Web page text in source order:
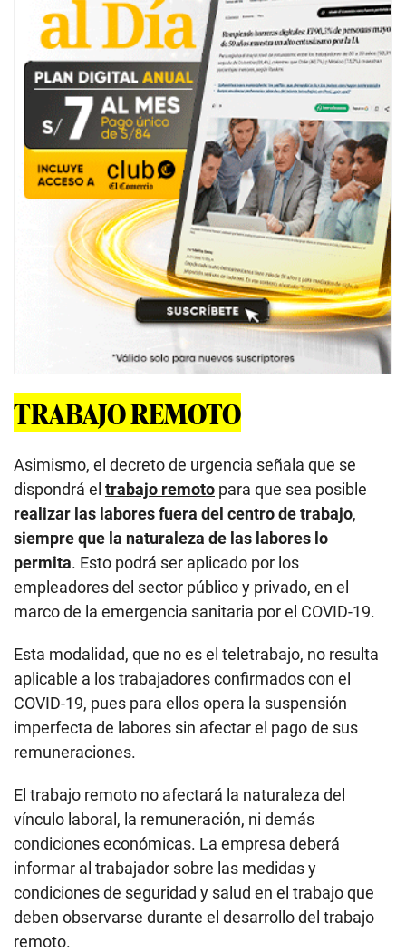
TRABAJO REMOTO
Asimismo, el decreto de urgencia señala que se
dispondrá el trabajo remoto para que sea posible
realizar las labores fuera del centro de trabajo,
siempre que la naturaleza de las labores lo
permita. Esto podrá ser aplicado por los
empleadores del sector público y privado, en el
marco de la emergencia sanitaria por el COVID-19.
Esta modalidad, que no es el teletrabajo, no resulta
aplicable a los trabajadores confirmados con el
COVID-19, pues para ellos opera la suspensión
imperfecta de labores sin afectar el pago de sus
remuneraciones.
El trabajo remoto no afectará la naturaleza del
vínculo laboral, la remuneración, ni demás
condiciones económicas. La empresa deberá
informar al trabajador sobre las medidas y
condiciones de seguridad y salud en el trabajo que
deben observarse durante el desarrollo del trabajo
remoto.